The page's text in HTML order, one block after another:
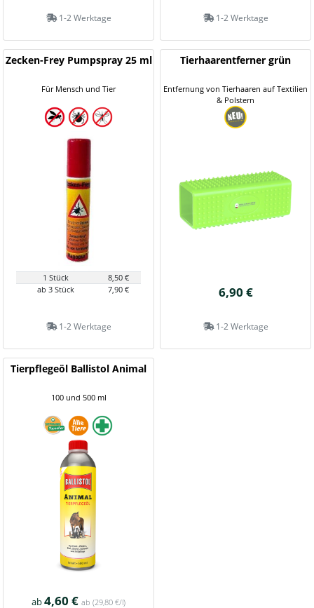
1-2 Werktage 1-2 Werktage
Zecken-Frey Pumpspray 25 ml
Für Mensch und Tier
1 Stück
8,50 €
ab 3 Stück
7,90 €
1-2 Werktage
Tierhaarentferner grün
Entfernung von Tierhaaren auf Textilien
& Polstern
6,90 €
1-2 Werktage
Tierpflegeöl Ballistol Animal
100 und 500 ml
ab4,60 € ab (29,80 €/l)